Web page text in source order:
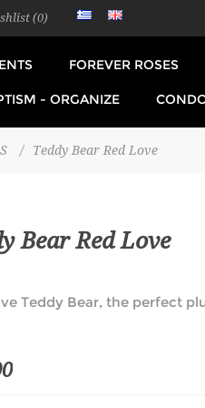
(0)
FOREVER ROSES
- ORGANIZE
/ Teddy Bear Red Love
Bear Red Love
Teddy Bear, the perfect